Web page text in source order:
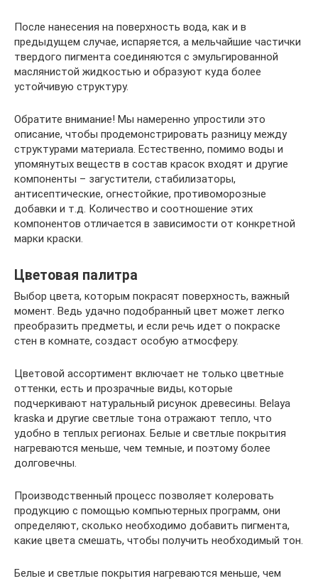
После нанесения на поверхность вода, как и в
предыдущем случае, испаряется, а мельчайшие частички
твердого пигмента соединяются с эмульгированной
маслянистой жидкостью и образуют куда более
устойчивую структуру.
Обратите внимание! Мы намеренно упростили это
описание, чтобы продемонстрировать разницу между
структурами материала. Естественно, помимо воды и
упомянутых веществ в состав красок входят и другие
компоненты – загустители, стабилизаторы,
антисептические, огнестойкие, противоморозные
добавки и т.д. Количество и соотношение этих
компонентов отличается в зависимости от конкретной
марки краски.
Цветовая палитра
Выбор цвета, которым покрасят поверхность, важный
момент. Ведь удачно подобранный цвет может легко
преобразить предметы, и если речь идет о покраске
стен в комнате, создаст особую атмосферу.
Цветовой ассортимент включает не только цветные
оттенки, есть и прозрачные виды, которые
подчеркивают натуральный рисунок древесины. Belaya
kraska и другие светлые тона отражают тепло, что
удобно в теплых регионах. Белые и светлые покрытия
нагреваются меньше, чем темные, и поэтому более
долговечны.
Производственный процесс позволяет колеровать
продукцию с помощью компьютерных программ, они
определяют, сколько необходимо добавить пигмента,
какие цвета смешать, чтобы получить необходимый тон.
Белые и светлые покрытия нагреваются меньше, чем